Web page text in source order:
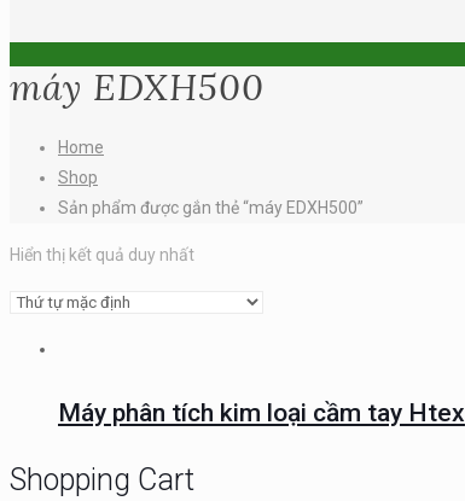
máy EDXH500
Home
Shop
Sản phẩm được gắn thẻ “máy EDXH500”
Hiển thị kết quả duy nhất
Máy phân tích kim loại cầm tay Htex
Shopping Cart